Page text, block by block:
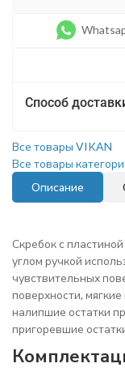
Способ
Все товары VIKAN
Все товары
Описание
Скребок с
углом ручкой
чувствительных
поверхности,
налипшие остатки
пригоревшие